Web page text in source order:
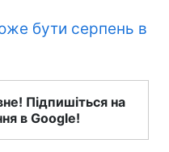
бути серпень в
Підпишіться на
в Google!